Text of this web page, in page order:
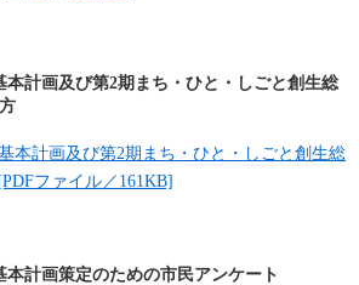
本計画及び第2期まち・ひと・しごと創生総
本計画及び第2期まち・ひと・しごと創生総
ファイル／161KB]
本計画策定のための市民アンケート